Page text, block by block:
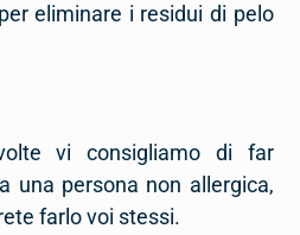
eliminare i residui di pelo
vi consigliamo di far
una persona non allergica,
farlo voi stessi.